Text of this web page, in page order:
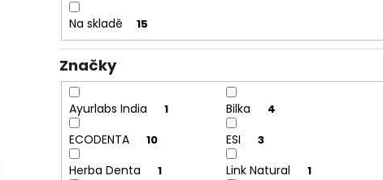
u
k
t
ů
Na skladě 15
Značky
Ayurlabs India 1 Bilka 4
ECODENTA 10 ESI 3
Herba Denta 1 Link Natural 1